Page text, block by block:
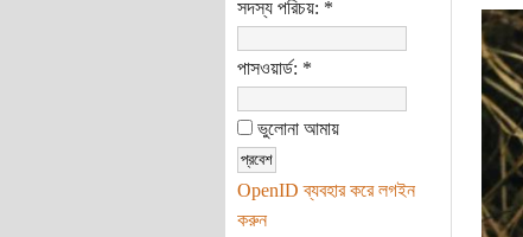
সদস্য পরিচয়: *
পাসওয়ার্ড: *
ভুলোনা আমায়
OpenID ব্যবহার করে লগইন
করুন